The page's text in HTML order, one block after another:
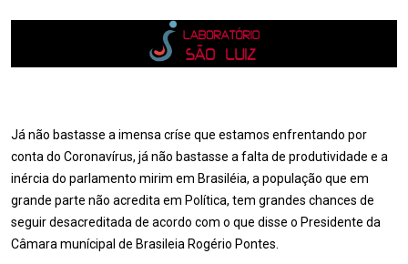
Já não bastasse a imensa críse que estamos enfrentando por
conta do Coronavírus, já não bastasse a falta de produtividade e a
inércia do parlamento mirim em Brasiléia, a população que em
grande parte não acredita em Política, tem grandes chances de
seguir desacreditada de acordo com o que disse o Presidente da
Câmara munícipal de Brasileia Rogério Pontes.